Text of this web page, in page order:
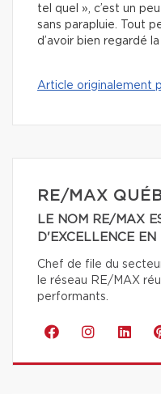
tel quel », c’est un
sans parapluie. Tout
d’avoir bien regardé
Article originalement
RE/MAX
LE NOM RE/MAX
D'EXCELLENCE
Chef de file du
le réseau RE/MAX
performants.